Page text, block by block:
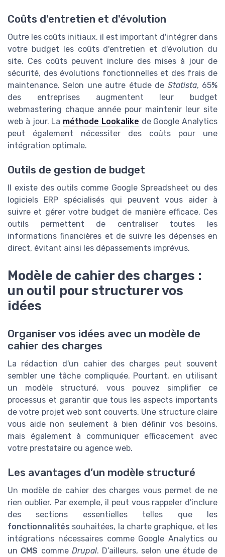
Coûts d'entretien et d'évolution
Outre les coûts initiaux, il est important d'intégrer dans
votre budget les coûts d'entretien et d'évolution du
site. Ces coûts peuvent inclure des mises à jour de
sécurité, des évolutions fonctionnelles et des frais de
maintenance. Selon une autre étude de Statista, 65%
des entreprises augmentent leur budget
webmastering chaque année pour maintenir leur site
web à jour. La méthode Lookalike de Google Analytics
peut également nécessiter des coûts pour une
intégration optimale.
Outils de gestion de budget
Il existe des outils comme Google Spreadsheet ou des
logiciels ERP spécialisés qui peuvent vous aider à
suivre et gérer votre budget de manière efficace. Ces
outils permettent de centraliser toutes les
informations financières et de suivre les dépenses en
direct, évitant ainsi les dépassements imprévus.
Modèle de cahier des charges :
un outil pour structurer vos
idées
Organiser vos idées avec un modèle de
cahier des charges
La rédaction d'un cahier des charges peut souvent
sembler une tâche compliquée. Pourtant, en utilisant
un modèle structuré, vous pouvez simplifier ce
processus et garantir que tous les aspects importants
de votre projet web sont couverts. Une structure claire
vous aide non seulement à bien définir vos besoins,
mais également à communiquer efficacement avec
votre prestataire ou agence web.
Les avantages d’un modèle structuré
Un modèle de cahier des charges vous permet de ne
rien oublier. Par exemple, il peut vous rappeler d'inclure
des sections essentielles telles que les
fonctionnalités souhaitées, la charte graphique, et les
intégrations nécessaires comme Google Analytics ou
un CMS comme Drupal. D’ailleurs, selon une étude de